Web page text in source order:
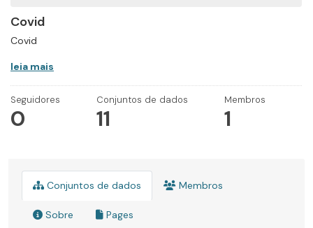
Covid
Covid
leia mais
Seguidores
0
Conjuntos de dados
11
Membros
1
Conjuntos de dados Membros
Sobre Pages